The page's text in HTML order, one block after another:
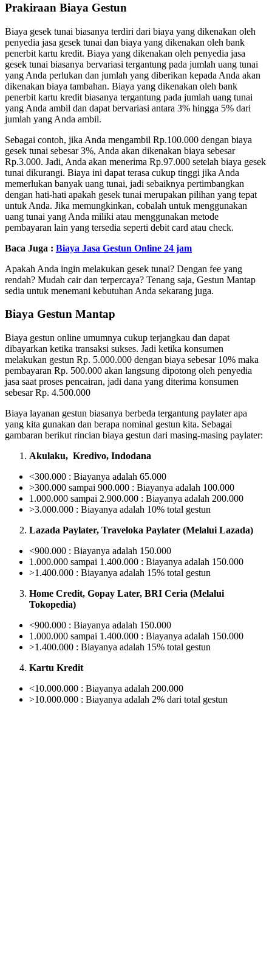
Prakiraan Biaya Gestun
Biaya gesek tunai biasanya terdiri dari biaya yang dikenakan oleh
penyedia jasa gesek tunai dan biaya yang dikenakan oleh bank
penerbit kartu kredit. Biaya yang dikenakan oleh penyedia jasa
gesek tunai biasanya bervariasi tergantung pada jumlah uang tunai
yang Anda perlukan dan jumlah yang diberikan kepada Anda akan
dikenakan biaya tambahan. Biaya yang dikenakan oleh bank
penerbit kartu kredit biasanya tergantung pada jumlah uang tunai
yang Anda ambil dan dapat bervariasi antara 3% hingga 5% dari
jumlah yang Anda ambil.
Sebagai contoh, jika Anda mengambil Rp.100.000 dengan biaya
gesek tunai sebesar 3%, Anda akan dikenakan biaya sebesar
Rp.3.000. Jadi, Anda akan menerima Rp.97.000 setelah biaya gesek
tunai dikurangi. Biaya ini dapat terasa cukup tinggi jika Anda
memerlukan banyak uang tunai, jadi sebaiknya pertimbangkan
dengan hati-hati apakah gesek tunai merupakan pilihan yang tepat
untuk Anda. Jika memungkinkan, cobalah untuk menggunakan
uang tunai yang Anda miliki atau menggunakan metode
pembayaran lain yang tersedia seperti debit card atau check.
Baca Juga : Biaya Jasa Gestun Online 24 jam
Apakah Anda ingin melakukan gesek tunai? Dengan fee yang
rendah? Mudah cair dan terpercaya? Tenang saja, Gestun Mantap
sedia untuk menemani kebutuhan Anda sekarang juga.
Biaya Gestun Mantap
Biaya gestun online umumnya cukup terjangkau dan dapat
dibayarkan ketika transaksi sukses. Jadi ketika konsumen
melakukan gestun Rp. 5.000.000 dengan biaya sebesar 10% maka
pembayaran Rp. 500.000 akan langsung dipotong oleh penyedia
jasa saat proses pencairan, jadi dana yang diterima konsumen
sebesar Rp. 4.500.000
Biaya layanan gestun biasanya berbeda tergantung paylater apa
yang kita gunakan dan berapa nominal gestun kita. Sebagai
gambaran berikut rincian biaya gestun dari masing-masing paylater:
Akulaku, Kredivo, Indodana
<300.000 : Biayanya adalah 65.000
>300.000 sampai 900.000 : Biayanya adalah 100.000
1.000.000 sampai 2.900.000 : Biayanya adalah 200.000
>3.000.000 : Biayanya adalah 10% total gestun
Lazada Paylater, Traveloka Paylater (Melalui Lazada)
<900.000 : Biayanya adalah 150.000
1.000.000 sampai 1.400.000 : Biayanya adalah 150.000
>1.400.000 : Biayanya adalah 15% total gestun
Home Credit, Gopay Later, BRI Ceria (Melalui
Tokopedia)
<900.000 : Biayanya adalah 150.000
1.000.000 sampai 1.400.000 : Biayanya adalah 150.000
>1.400.000 : Biayanya adalah 15% total gestun
Kartu Kredit
<10.000.000 : Biayanya adalah 200.000
>10.000.000 : Biayanya adalah 2% dari total gestun